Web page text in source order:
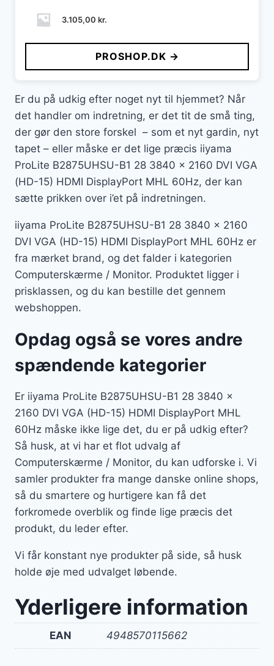
3.105,00 kr.
PROSHOP.DK →
Er du på udkig efter noget nyt til hjemmet? Når
det handler om indretning, er det tit de små ting,
der gør den store forskel – som et nyt gardin, nyt
tapet – eller måske er det lige præcis iiyama
ProLite B2875UHSU-B1 28 3840 x 2160 DVI VGA
(HD-15) HDMI DisplayPort MHL 60Hz, der kan
sætte prikken over i’et på indretningen.
iiyama ProLite B2875UHSU-B1 28 3840 x 2160
DVI VGA (HD-15) HDMI DisplayPort MHL 60Hz er
fra mærket brand, og det falder i kategorien
Computerskærme / Monitor. Produktet ligger i
prisklassen, og du kan bestille det gennem
webshoppen.
Opdag også se vores andre
spændende kategorier
Er iiyama ProLite B2875UHSU-B1 28 3840 x
2160 DVI VGA (HD-15) HDMI DisplayPort MHL
60Hz måske ikke lige det, du er på udkig efter?
Så husk, at vi har et flot udvalg af
Computerskærme / Monitor, du kan udforske i. Vi
samler produkter fra mange danske online shops,
så du smartere og hurtigere kan få det
forkromede overblik og finde lige præcis det
produkt, du leder efter.
Vi får konstant nye produkter på side, så husk
holde øje med udvalget løbende.
Yderligere information
EAN 4948570115662